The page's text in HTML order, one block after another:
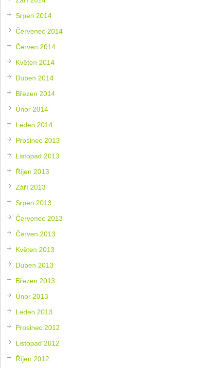
Srpen 2014
Červenec 2014
Červen 2014
Květen 2014
Duben 2014
Březen 2014
Únor 2014
Leden 2014
Prosinec 2013
Listopad 2013
Říjen 2013
Září 2013
Srpen 2013
Červenec 2013
Červen 2013
Květen 2013
Duben 2013
Březen 2013
Únor 2013
Leden 2013
Prosinec 2012
Listopad 2012
Říjen 2012